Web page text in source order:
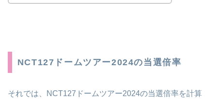
NCT127ドームツアー2024の当選倍率
それでは、NCT127ドームツアー2024の当選倍率を計算